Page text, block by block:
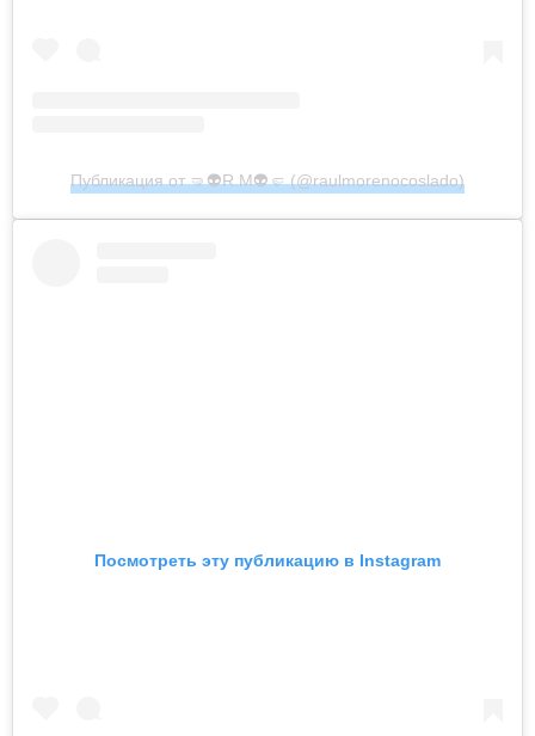
Публикация от 🤜👽R.M👽🤛 (@raulmorenocoslado)
Посмотреть эту публикацию в Instagram